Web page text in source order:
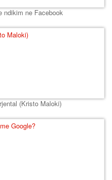
ndikim ne Facebook
(Kristo Maloki)